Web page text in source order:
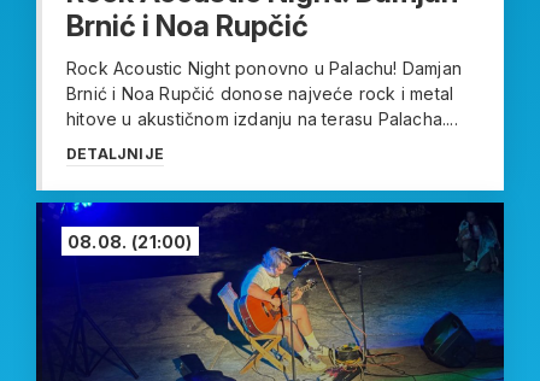
Brnić i Noa Rupčić
Rock Acoustic Night ponovno u Palachu! Damjan
Brnić i Noa Rupčić donose najveće rock i metal
hitove u akustičnom izdanju na terasu Palacha....
DETALJNIJE
08.08. (21:00)